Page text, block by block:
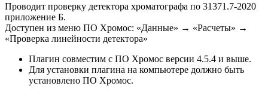
Проводит проверку детектора хроматографа по 31371.7-2020
приложение Б.
Доступен из меню ПО Хромос: «Данные» → «Расчеты» →
«Проверка линейности детектора»
Плагин совместим с ПО Хромос версии 4.5.4 и выше.
Для установки плагина на компьютере должно быть
установлено ПО Хромос.